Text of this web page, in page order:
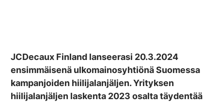
JCDecaux Finland lanseerasi 20.3.2024
ensimmäisenä ulkomainosyhtiönä Suomessa
kampanjoiden hiilijalanjäljen. Yrityksen
hiilijalanjäljen laskenta 2023 osalta täydentää